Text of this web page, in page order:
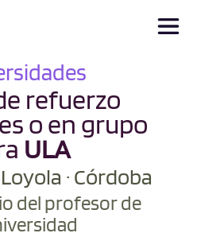
refuerzo
o en grupo
ULA
· Córdoba
del profesor de